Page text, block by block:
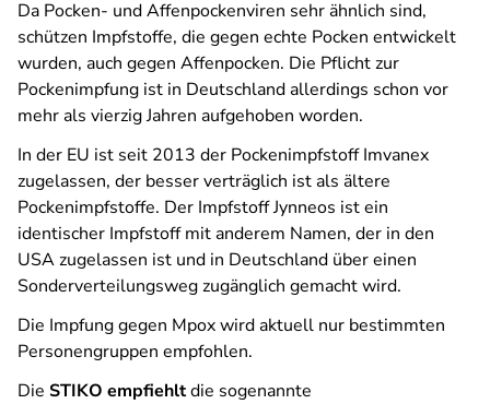
Da Pocken- und Affenpockenviren sehr ähnlich sind,
schützen Impfstoffe, die gegen echte Pocken entwickelt
wurden, auch gegen Affenpocken. Die Pflicht zur
Pockenimpfung ist in Deutschland allerdings schon vor
mehr als vierzig Jahren aufgehoben worden.
In der EU ist seit 2013 der Pockenimpfstoff Imvanex
zugelassen, der besser verträglich ist als ältere
Pockenimpfstoffe. Der Impfstoff Jynneos ist ein
identischer Impfstoff mit anderem Namen, der in den
USA zugelassen ist und in Deutschland über einen
Sonderverteilungsweg zugänglich gemacht wird.
Die Impfung gegen Mpox wird aktuell nur bestimmten
Personengruppen empfohlen.
Die STIKO empfiehltdie sogenannte